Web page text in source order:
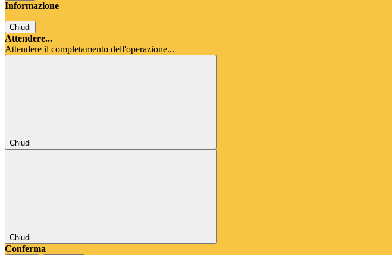
Informazione
Chiudi
Attendere...
Attendere il completamento dell'operazione...
Chiudi
Chiudi
Conferma